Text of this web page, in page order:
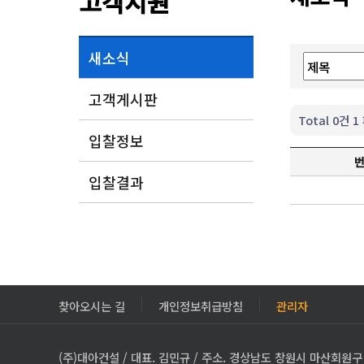
새소식
고객게시판
입찰정보
입찰결과
Total 0건 1
찾아오시는 길 개인정보취급방침 관리자
(주)대아건설 / 대표. 김민규 / 주소. 경상남도 창원시 마산회원